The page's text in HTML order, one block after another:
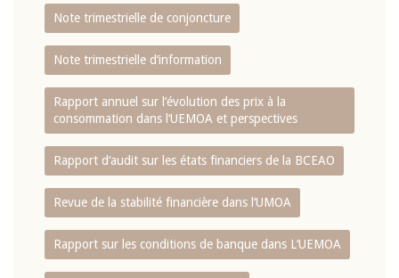
Note trimestrielle de conjoncture
Note trimestrielle d‘information
Rapport annuel sur l‘évolution des prix à la
consommation dans l‘UEMOA et perspectives
Rapport d‘audit sur les états financiers de la BCEAO
Revue de la stabilité financière dans l‘UMOA
Rapport sur les conditions de banque dans L‘UEMOA